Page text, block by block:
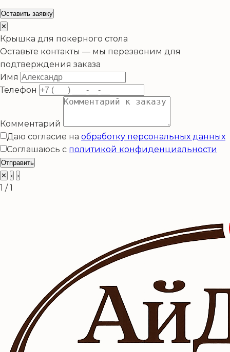
Оставить заявку
✕
Крышка для покерного стола
Оставьте контакты — мы перезвоним для
подтверждения заказа
Имя
Телефон
Комментарий
Даю согласие на обработку персональных данных
Соглашаюсь с политикой конфиденциальности
Отправить
✕
‹ ›
1 / 1